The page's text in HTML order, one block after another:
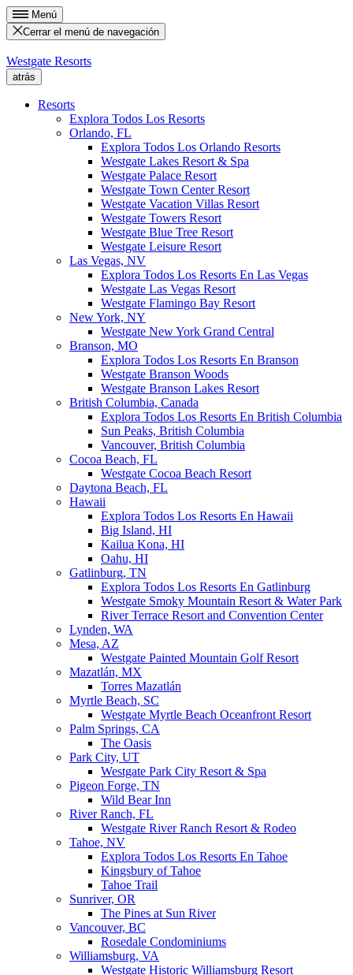
Menú
Cerrar el menú de navegación
Westgate Resorts
atrás
Resorts
Explora Todos Los Resorts
Orlando, FL
Explora Todos Los Orlando Resorts
Westgate Lakes Resort & Spa
Westgate Palace Resort
Westgate Town Center Resort
Westgate Vacation Villas Resort
Westgate Towers Resort
Westgate Blue Tree Resort
Westgate Leisure Resort
Las Vegas, NV
Explora Todos Los Resorts En Las Vegas
Westgate Las Vegas Resort
Westgate Flamingo Bay Resort
New York, NY
Westgate New York Grand Central
Branson, MO
Explora Todos Los Resorts En Branson
Westgate Branson Woods
Westgate Branson Lakes Resort
British Columbia, Canada
Explora Todos Los Resorts En British Columbia
Sun Peaks, British Columbia
Vancouver, British Columbia
Cocoa Beach, FL
Westgate Cocoa Beach Resort
Daytona Beach, FL
Hawaii
Explora Todos Los Resorts En Hawaii
Big Island, HI
Kailua Kona, HI
Oahu, HI
Gatlinburg, TN
Explora Todos Los Resorts En Gatlinburg
Westgate Smoky Mountain Resort & Water Park
River Terrace Resort and Convention Center
Lynden, WA
Mesa, AZ
Westgate Painted Mountain Golf Resort
Mazatlán, MX
Torres Mazatlán
Myrtle Beach, SC
Westgate Myrtle Beach Oceanfront Resort
Palm Springs, CA
The Oasis
Park City, UT
Westgate Park City Resort & Spa
Pigeon Forge, TN
Wild Bear Inn
River Ranch, FL
Westgate River Ranch Resort & Rodeo
Tahoe, NV
Explora Todos Los Resorts En Tahoe
Kingsbury of Tahoe
Tahoe Trail
Sunriver, OR
The Pines at Sun River
Vancouver, BC
Rosedale Condominiums
Williamsburg, VA
Westgate Historic Williamsburg Resort